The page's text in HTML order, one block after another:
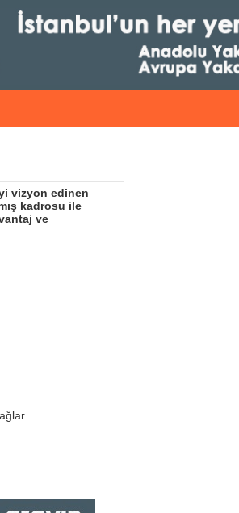
vizyon edinen
kadrosu ile
ve